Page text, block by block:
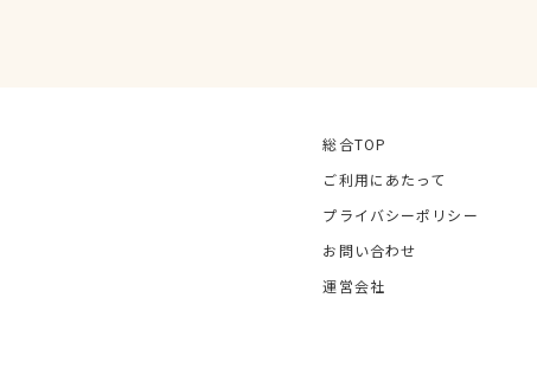
総合TOP
ご利用にあたって
プライバシーポリシー
お問い合わせ
運営会社